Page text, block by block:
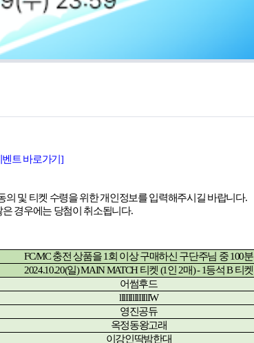
벤트 바로가기]
의 및 티켓 수령을 위한 개인정보를 입력해주시길 바랍니다.
경우에는 당첨이 취소됩니다.
FC/MC충전 상품을1회 이상 구매하신 구단주님 중100분
2024.10.20(일) MAIN MATCH티켓 (1인 2매) - 1등석B티켓
어썸후드
lIlIlIlIlIlIlIW
영진공듀
옥정동왕고래
이강인딱밤한대